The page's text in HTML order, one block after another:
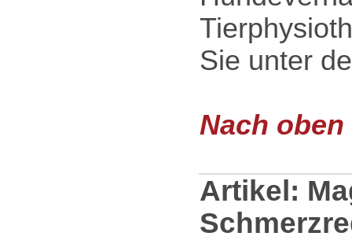
Sie unter
Nach oben
Artikel: